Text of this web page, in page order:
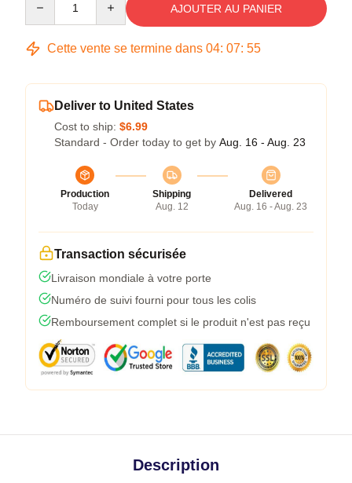
AJOUTER AU PANIER
Cette vente se termine dans 04: 07: 54
Deliver to United States
Cost to ship: $6.99
Standard - Order today to get by Aug. 16 - Aug. 23
Production
Today
Shipping
Aug. 12
Delivered
Aug. 16 - Aug. 23
Transaction sécurisée
Livraison mondiale à votre porte
Numéro de suivi fourni pour tous les colis
Remboursement complet si le produit n'est pas reçu
Description